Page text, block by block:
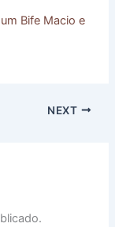
Bife Macio e
NEXT